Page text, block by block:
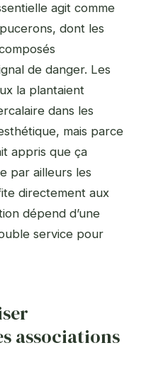
agit comme
dont les
de danger. Les
la plantaient
dans les
mais parce
appris que ça
par ailleurs les
directement aux
dépend d’une
service pour
associations